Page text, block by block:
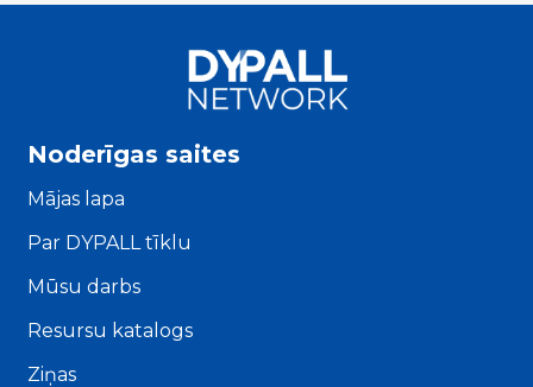
Noderīgas saites
Mājas lapa
Par DYPALL tīklu
Mūsu darbs
Resursu katalogs
Ziņas